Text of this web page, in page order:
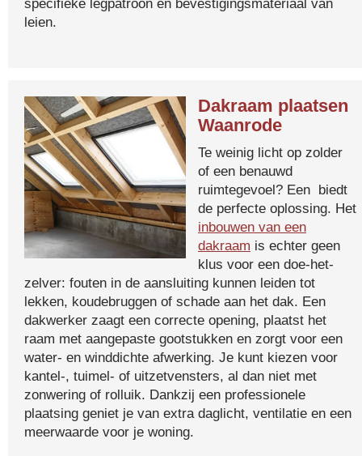
specifieke legpatroon en bevestigingsmateriaal van
leien.
Dakraam plaatsen
Waanrode
Te weinig licht op zolder
of een benauwd
ruimtegevoel? Een biedt
de perfecte oplossing. Het
inbouwen van een
dakraam is echter geen
klus voor een doe-het-
zelver: fouten in de aansluiting kunnen leiden tot
lekken, koudebruggen of schade aan het dak. Een
dakwerker zaagt een correcte opening, plaatst het
raam met aangepaste gootstukken en zorgt voor een
water- en winddichte afwerking. Je kunt kiezen voor
kantel-, tuimel- of uitzetvensters, al dan niet met
zonwering of rolluik. Dankzij een professionele
plaatsing geniet je van extra daglicht, ventilatie en een
meerwaarde voor je woning.